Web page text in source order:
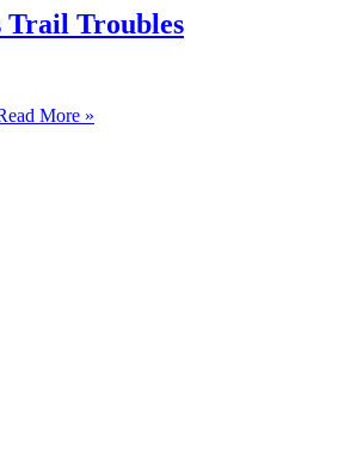
Trail Troubles
More »